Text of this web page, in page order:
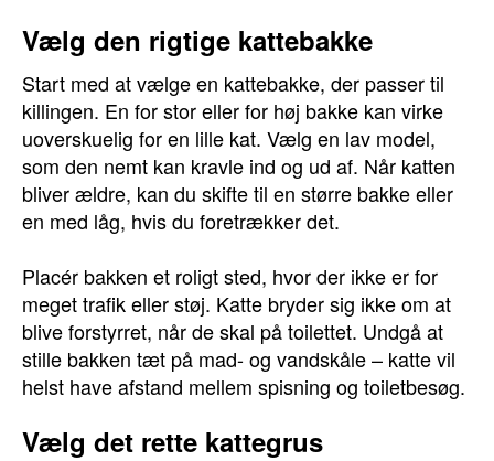
Vælg den rigtige kattebakke
Start med at vælge en kattebakke, der passer til
killingen. En for stor eller for høj bakke kan virke
uoverskuelig for en lille kat. Vælg en lav model,
som den nemt kan kravle ind og ud af. Når katten
bliver ældre, kan du skifte til en større bakke eller
en med låg, hvis du foretrækker det.
Placér bakken et roligt sted, hvor der ikke er for
meget trafik eller støj. Katte bryder sig ikke om at
blive forstyrret, når de skal på toilettet. Undgå at
stille bakken tæt på mad- og vandskåle – katte vil
helst have afstand mellem spisning og toiletbesøg.
Vælg det rette kattegrus